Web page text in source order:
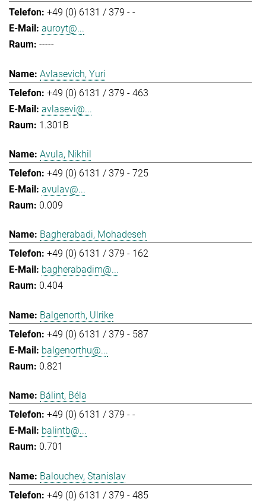
+49 (0) 6131 / 379 - -
auroyt@...
-----
Avlasevich, Yuri
+49 (0) 6131 / 379 - 463
avlasevi@...
1.301B
Avula, Nikhil
+49 (0) 6131 / 379 - 725
avulav@...
0.009
Bagherabadi, Mohadeseh
+49 (0) 6131 / 379 - 162
bagherabadim@...
0.404
Balgenorth, Ulrike
+49 (0) 6131 / 379 - 587
balgenorthu@...
0.821
Bálint, Béla
+49 (0) 6131 / 379 - -
balintb@...
0.701
Balouchev, Stanislav
+49 (0) 6131 / 379 - 485